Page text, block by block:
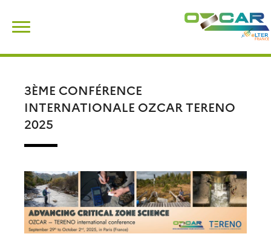
content
3ÈME CONFÉRENCE
INTERNATIONALE OZCAR TERENO
2025